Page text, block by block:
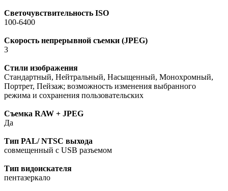
Светочувствительность ISO
100-6400
Скорость непрерывной съемки (JPEG)
3
Стили изображения
Стандартный, Нейтральный, Насыщенный, Монохромный,
Портрет, Пейзаж; возможность изменения выбранного
режима и сохранения пользовательских
Съемка RAW + JPEG
Да
Тип PAL/ NTSC выхода
совмещенный с USB разъемом
Тип видоискателя
пентазеркало